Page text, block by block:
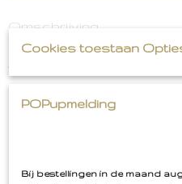
Omschrijving
Liefde Paris Romantic
Cookies toestaan
POPupmelding
Bij bestellingen in de maand